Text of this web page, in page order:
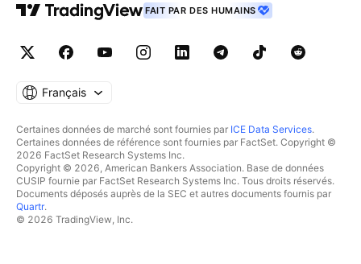
FAIT PAR DES HUMAINS
Français
Certaines données de marché sont fournies par ICE Data Services.
Certaines données de référence sont fournies par FactSet. Copyright ©
2026 FactSet Research Systems Inc.
Copyright © 2026, American Bankers Association. Base de données
CUSIP fournie par FactSet Research Systems Inc. Tous droits réservés.
Documents déposés auprès de la SEC et autres documents fournis par
Quartr.
© 2026 TradingView, Inc.